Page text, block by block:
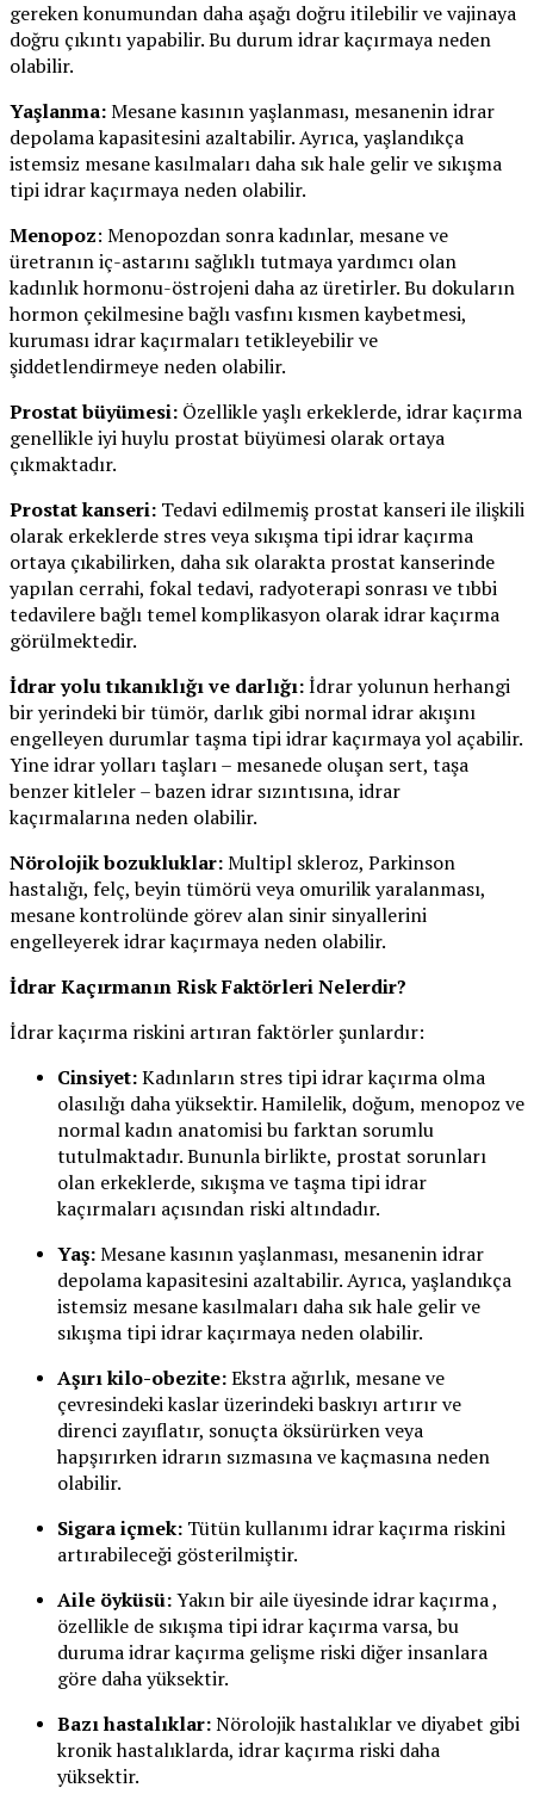
gereken konumundan daha aşağı doğru itilebilir ve vajinaya
doğru çıkıntı yapabilir. Bu durum idrar kaçırmaya neden
olabilir.
Yaşlanma:Mesane kasının yaşlanması, mesanenin idrar
depolama kapasitesini azaltabilir. Ayrıca, yaşlandıkça
istemsiz mesane kasılmaları daha sık hale gelir ve sıkışma
tipi idrar kaçırmaya neden olabilir.
Menopoz: Menopozdan sonra kadınlar, mesane ve
üretranın iç-astarını sağlıklı tutmaya yardımcı olan
kadınlık hormonu-östrojeni daha az üretirler. Bu dokuların
hormon çekilmesine bağlı vasfını kısmen kaybetmesi,
kuruması idrar kaçırmaları tetikleyebilir ve
şiddetlendirmeye neden olabilir.
Prostat büyümesi: Özellikle yaşlı erkeklerde, idrar kaçırma
genellikle iyi huylu prostat büyümesi olarak ortaya
çıkmaktadır.
Prostat kanseri: Tedavi edilmemiş prostat kanseri ile ilişkili
olarak erkeklerde stres veya sıkışma tipi idrar kaçırma
ortaya çıkabilirken, daha sık olarakta prostat kanserinde
yapılan cerrahi, fokal tedavi, radyoterapi sonrası ve tıbbi
tedavilere bağlı temel komplikasyon olarak idrar kaçırma
görülmektedir.
İdrar yolu tıkanıklığı ve darlığı:İdrar yolunun herhangi
bir yerindeki bir tümör, darlık gibi normal idrar akışını
engelleyen durumlar taşma tipi idrar kaçırmaya yol açabilir.
Yine idrar yolları taşları – mesanede oluşan sert, taşa
benzer kitleler – bazen idrar sızıntısına, idrar
kaçırmalarına neden olabilir.
Nörolojik bozukluklar:Multipl skleroz, Parkinson
hastalığı, felç, beyin tümörü veya omurilik yaralanması,
mesane kontrolünde görev alan sinir sinyallerini
engelleyerek idrar kaçırmaya neden olabilir.
İdrar Kaçırmanın Risk Faktörleri Nelerdir?
İdrar kaçırma riskini artıran faktörler şunlardır:
Cinsiyet:Kadınların stres tipi idrar kaçırma olma
olasılığı daha yüksektir. Hamilelik, doğum, menopoz ve
normal kadın anatomisi bu farktan sorumlu
tutulmaktadır. Bununla birlikte, prostat sorunları
olan erkeklerde, sıkışma ve taşma tipi idrar
kaçırmaları açısından riski altındadır.
Yaş:Mesane kasının yaşlanması, mesanenin idrar
depolama kapasitesini azaltabilir. Ayrıca, yaşlandıkça
istemsiz mesane kasılmaları daha sık hale gelir ve
sıkışma tipi idrar kaçırmaya neden olabilir.
Aşırı kilo-obezite:Ekstra ağırlık, mesane ve
çevresindeki kaslar üzerindeki baskıyı artırır ve
direnci zayıflatır, sonuçta öksürürken veya
hapşırırken idrarın sızmasına ve kaçmasına neden
olabilir.
Sigara içmek: Tütün kullanımı idrar kaçırma riskini
artırabileceği gösterilmiştir.
Aile öyküsü:Yakın bir aile üyesinde idrar kaçırma ,
özellikle de sıkışma tipi idrar kaçırma varsa, bu
duruma idrar kaçırma gelişme riski diğer insanlara
göre daha yüksektir.
Bazı hastalıklar:Nörolojik hastalıklar ve diyabet gibi
kronik hastalıklarda, idrar kaçırma riski daha
yüksektir.